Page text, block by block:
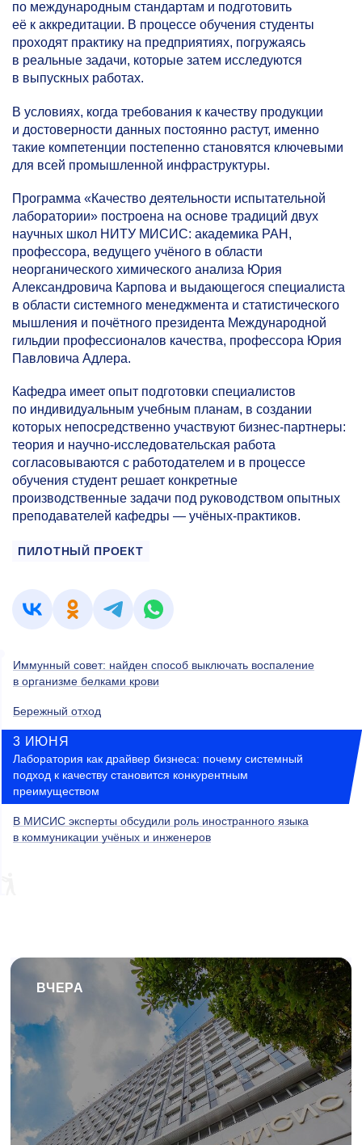
по международным стандартам и подготовить
её к аккредитации. В процессе обучения студенты
проходят практику на предприятиях, погружаясь
в реальные задачи, которые затем исследуются
в выпускных работах.
В условиях, когда требования к качеству продукции
и достоверности данных постоянно растут, именно
такие компетенции постепенно становятся ключевыми
для всей промышленной инфраструктуры.
Программа «Качество деятельности испытательной
лаборатории» построена на основе традиций двух
научных школ НИТУ МИСИС: академика РАН,
профессора, ведущего учёного в области
неорганического химического анализа Юрия
Александровича Карпова и выдающегося специалиста
в области системного менеджмента и статистического
мышления и почётного президента Международной
гильдии профессионалов качества, профессора Юрия
Павловича Адлера.
Кафедра имеет опыт подготовки специалистов
по индивидуальным учебным планам, в создании
которых непосредственно участвуют бизнес-партнеры:
теория и научно-исследовательская работа
согласовываются с работодателем и в процессе
обучения студент решает конкретные
производственные задачи под руководством опытных
преподавателей кафедры — учёных-практиков.
ПИЛОТНЫЙ ПРОЕКТ
Иммунный совет: найден способ выключать воспаление
в организме белками крови
Бережный отход
3 ИЮНЯ
Лаборатория как драйвер бизнеса: почему системный
подход к качеству становится конкурентным
преимуществом
В МИСИС эксперты обсудили роль иностранного языка
в коммуникации учёных и инженеров
ВЧЕРА